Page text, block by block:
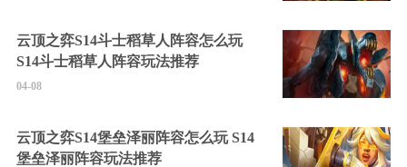
云顶之弈S14斗士稻草人阵容怎么玩
S14斗士稻草人阵容玩法推荐
04-08
云顶之弈S14堡垒泽丽阵容怎么玩 S14
堡垒泽丽阵容玩法推荐